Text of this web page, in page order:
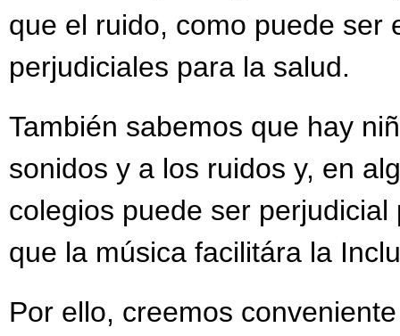
que el ruido, como puede ser
perjudiciales para la salud.
También sabemos que hay
sonidos y a los ruidos y, en
colegios puede ser
que la música facilitára la
Por ello, creemos